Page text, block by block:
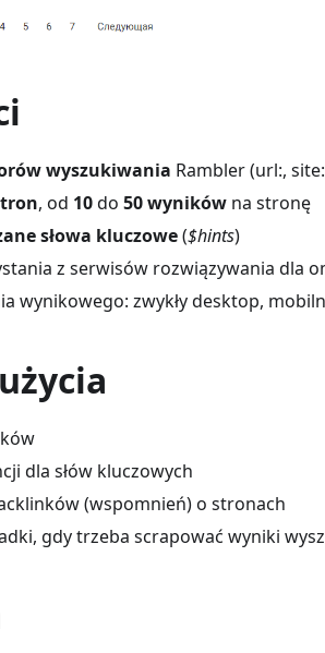
wyszukiwania Rambler (url:,
, od 10do 50 wyników na stronę
słowa kluczowe($hints)
z serwisów rozwiązywania dla
wynikowego: zwykły desktop,
dla słów kluczowych
(wspomnień) o stronach
gdy trzeba scrapować wyniki